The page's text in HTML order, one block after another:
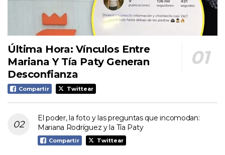
Última Hora: Vínculos Entre
Mariana Y Tía Paty Generan
Desconfianza
Compartir Twittear
El poder, la foto y las preguntas que incomodan:
Mariana Rodríguez y la Tía Paty
Compartir Twittear